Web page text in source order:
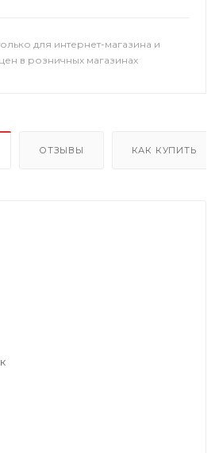
для интернет-магазина и
в розничных магазинах
ОТЗЫВЫ КАК КУПИТЬ